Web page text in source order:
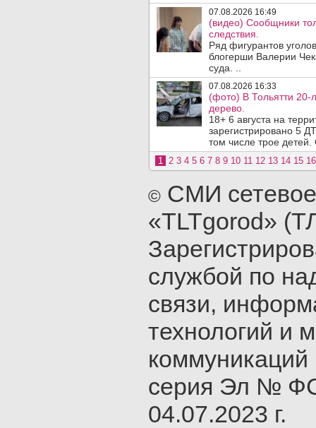
07.08.2026 16:49
(видео) Сообщники
следствия.
Ряд фигурантов
блогерши Валерии
суда. ..
07.08.2026 16:33
(фото) В Тольятти 20-
дерево.
18+ 6 августа на
зарегистрировано 5
том числе трое
1 2 3 4 5 6 7 8 9 10 11 12 13 14 15 16
© СМИ
«TLTgorod»
службой по
связи,
технологий и
серия Эл №
04.07.2023 г.